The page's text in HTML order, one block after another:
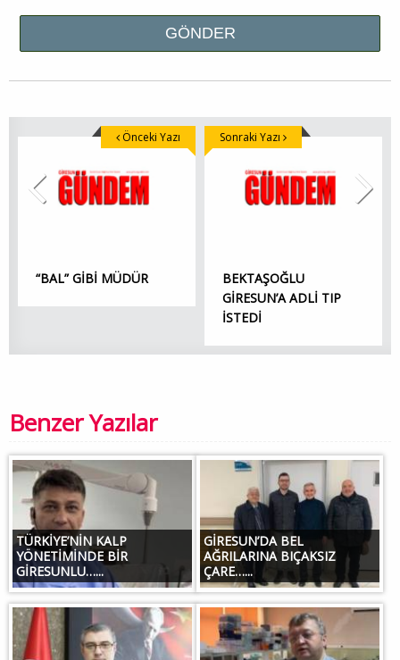
“BAL” GİBİ MÜDÜR
Önceki Yazı
BEKTAŞOĞLU
GİRESUN’A ADLİ TIP
İSTEDİ
Sonraki Yazı
Benzer Yazılar
TÜRKİYE’NİN KALP
YÖNETİMİNDE BİR
GİRESUNLU…...
GİRESUN’DA BEL
AĞRILARINA BIÇAKSIZ
ÇARE…...